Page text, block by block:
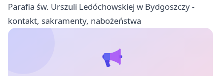
Parafia św. Urszuli Ledóchowskiej w Bydgoszczy -
kontakt, sakramenty, nabożeństwa